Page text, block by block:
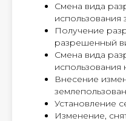
Смена вида
использования
Получение
разрешенный
Смена вида
использования
Внесение
Установление
Изменение,